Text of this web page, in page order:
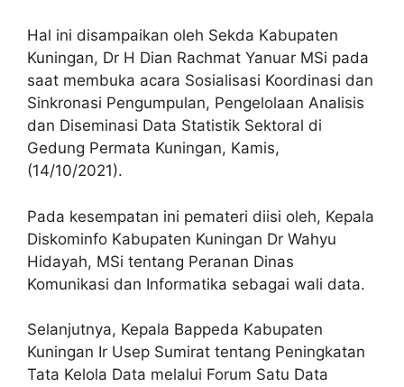
Hal ini disampaikan oleh Sekda Kabupaten
Kuningan, Dr H Dian Rachmat Yanuar MSi pada
saat membuka acara Sosialisasi Koordinasi dan
Sinkronasi Pengumpulan, Pengelolaan Analisis
dan Diseminasi Data Statistik Sektoral di
Gedung Permata Kuningan, Kamis,
(14/10/2021).
Pada kesempatan ini pemateri diisi oleh, Kepala
Diskominfo Kabupaten Kuningan Dr Wahyu
Hidayah, MSi tentang Peranan Dinas
Komunikasi dan Informatika sebagai wali data.
Selanjutnya, Kepala Bappeda Kabupaten
Kuningan Ir Usep Sumirat tentang Peningkatan
Tata Kelola Data melalui Forum Satu Data